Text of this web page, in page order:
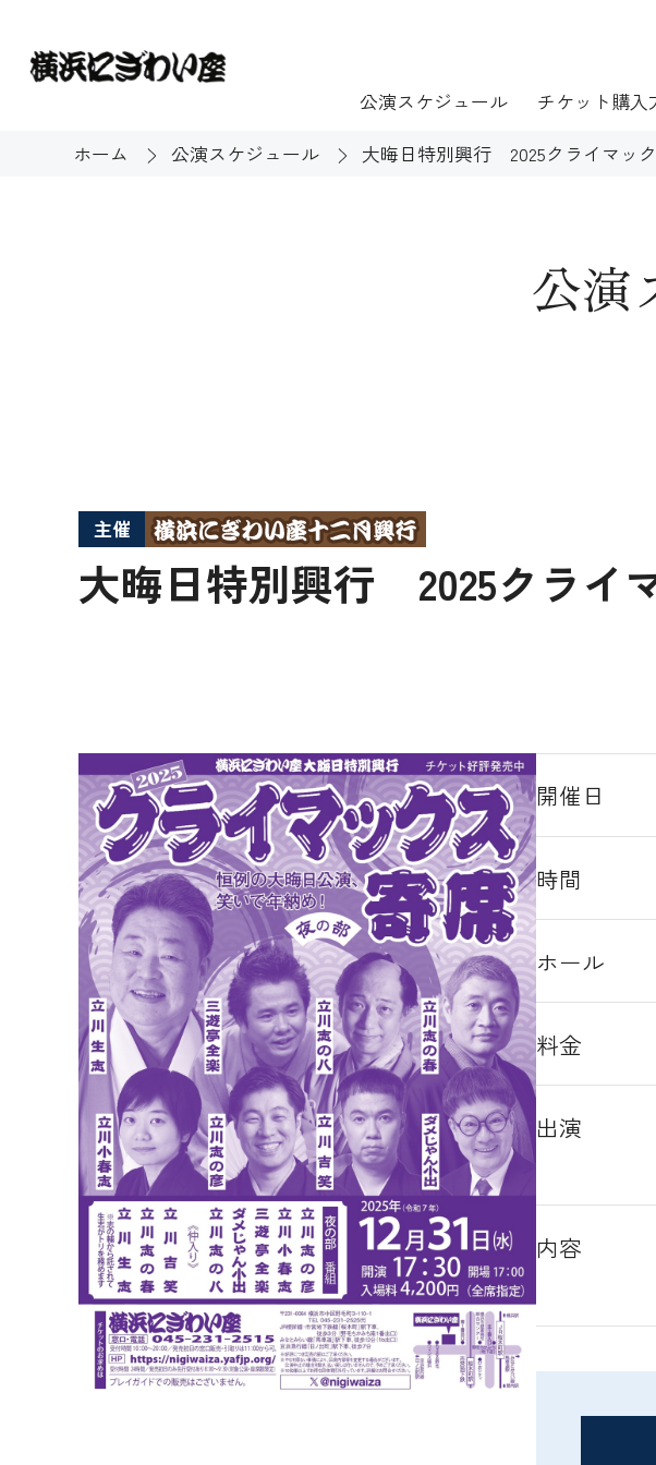
公演スケジュール チケット購入
開館時間・休館日・アクセス
ホーム 公演スケジュール 大晦日特別興行 2025クライマッ
公演
主催
大晦日特別興行 2025クライ
開催日
時間
ホール
料金
出演
内容